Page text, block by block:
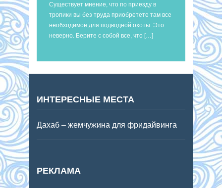
Существует мнение, что по приезду в
тропики вы без труда приобретете там все
необходимое для подводной охоты. Это
неверно. Берите с собой все, что […]
ИНТЕРЕСНЫЕ МЕСТА
Дахаб – жемчужина для фридайвинга
РЕКЛАМА